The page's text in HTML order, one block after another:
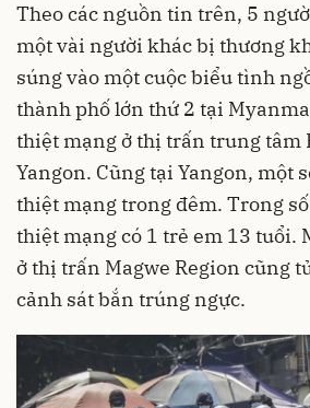
Theo các nguồn tin trên, 5
một vài người khác bị thương
súng vào một cuộc biểu tình
thành phố lớn thứ 2 tại
thiệt mạng ở thị trấn trung tâm
Yangon. Cũng tại Yangon, một
thiệt mạng trong đêm. Trong
thiệt mạng có 1 trẻ em 13 tuổi.
ở thị trấn Magwe Region cũng
cảnh sát bắn trúng ngực.